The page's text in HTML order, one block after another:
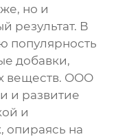
но и
результат. В
популярность
добавки,
веществ. ООО
и развитие
и
опираясь на